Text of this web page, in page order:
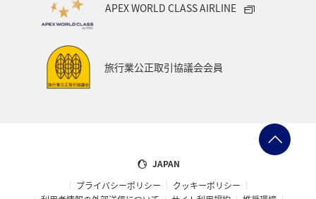
APEX WORLD CLASS AIRLINE
旅行業公正取引協議会会員
JAPAN
プライバシーポリシー
クッキーポリシー